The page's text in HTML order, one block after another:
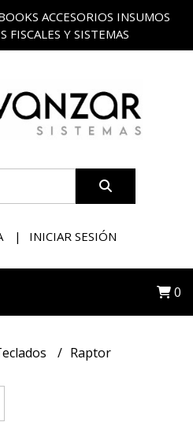
ACCESORIOS INSUMOS
FISCALES Y SISTEMAS
INICIAR SESIÓN
0
Raptor